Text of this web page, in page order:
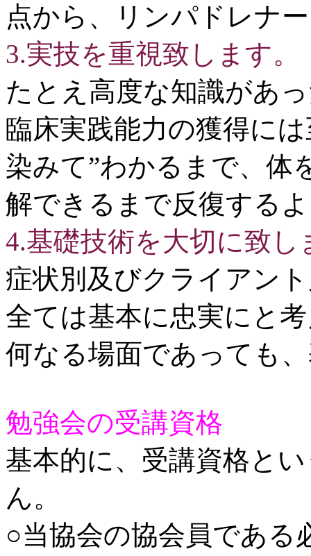
点から、リンパドレナ
3.実技を重視致します。
たとえ高度な知識があ
臨床実践能力の獲得に
染みて”わかるまで、体
解できるまで反復する
4.基礎技術を大切に致し
症状別及びクライアン
全ては基本に忠実にと
何なる場面であっても
勉強会の受講資格
基本的に、受講資格と
ん。
○当協会の協会員である